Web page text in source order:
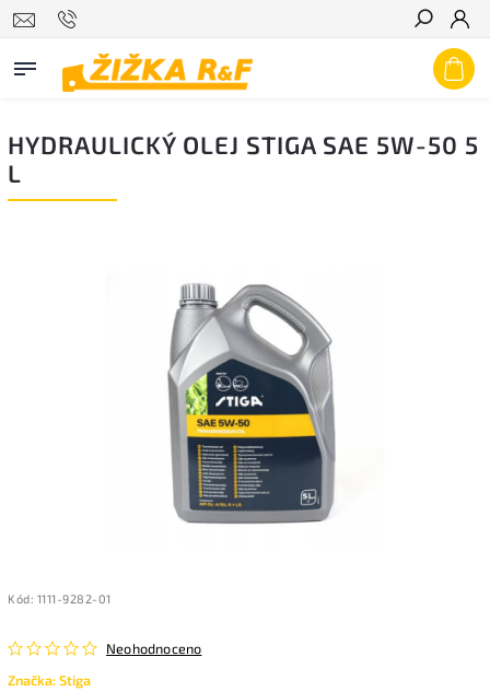
Hledat
HYDRAULICKÝ OLEJ STIGA SAE 5W-50 5
L
Kód: 1111-9282-01
Neohodnoceno
Značka:Stiga